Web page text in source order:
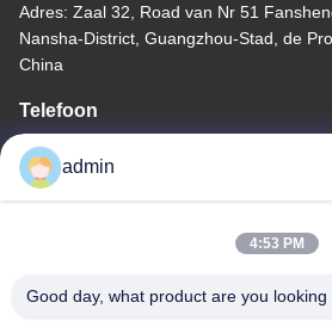
Adres: Zaal 32, Road van Nr 51
Nansha-District, Guangzhou-Stad, de
China
Telefoon
86-20-34989160
admin
4:53 PM
Good day, what product are you looking